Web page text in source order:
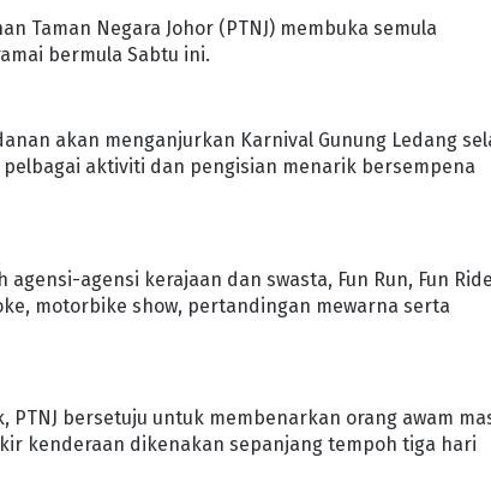
Taman Negara Johor (PTNJ) membuka semula
bermula Sabtu ini.
akan menganjurkan Karnival Gunung Ledang
aktiviti dan pengisian menarik bersempena
agensi kerajaan dan swasta, Fun Run, Fun
motorbike show, pertandingan mewarna serta
bersetuju untuk membenarkan orang awam
kenderaan dikenakan sepanjang tempoh tiga hari